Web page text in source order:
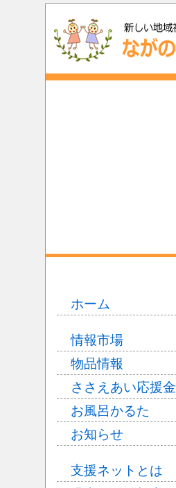
ホーム
情報市場
物品情報
ささえあい応援金
お風呂かるた
お知らせ
支援ネットとは